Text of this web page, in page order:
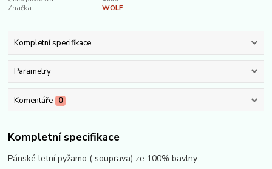
Značka:
WOLF
Kompletní specifikace
Parametry
Komentáře 0
Kompletní specifikace
Pánské letní pyžamo ( souprava) ze 100% bavlny.